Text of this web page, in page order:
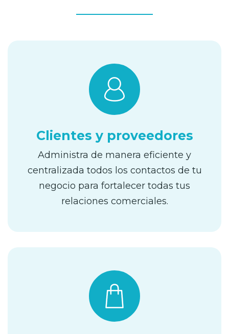
Clientes y proveedores
Administra de manera eficiente y
centralizada todos los contactos de tu
negocio para fortalecer todas tus
relaciones comerciales.